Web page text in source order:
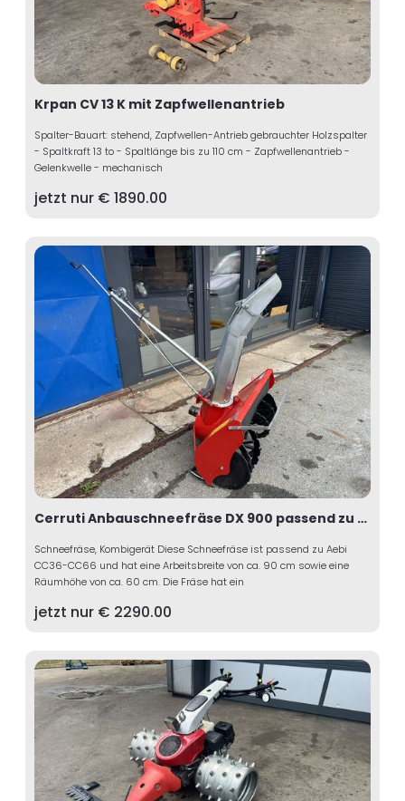
Krpan CV 13 K mit Zapfwellenantrieb
Spalter-Bauart: stehend, Zapfwellen-Antrieb gebrauchter Holzspalter
- Spaltkraft 13 to - Spaltlänge bis zu 110 cm - Zapfwellenantrieb -
Gelenkwelle - mechanisch
jetzt nur € 1890.00
Cerruti Anbauschneefräse DX 900 passend zu Aebi
Schneefräse, Kombigerät Diese Schneefräse ist passend zu Aebi
CC36-CC66 und hat eine Arbeitsbreite von ca. 90 cm sowie eine
Räumhöhe von ca. 60 cm. Die Fräse hat ein
jetzt nur € 2290.00